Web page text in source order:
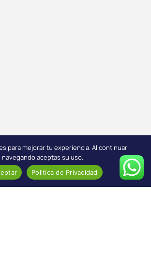
para mejorar tu experiencia. Al continuar
navegando aceptas su uso.
Politíca de Privacidad